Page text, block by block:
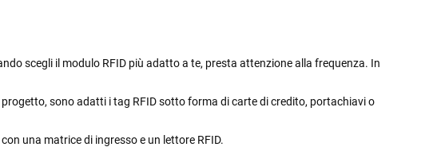
scegli il modulo RFID più adatto a te, presta attenzione alla frequenza. In
sono adatti i tag RFID sotto forma di carte di credito, portachiavi o
una matrice di ingresso e un lettore RFID.